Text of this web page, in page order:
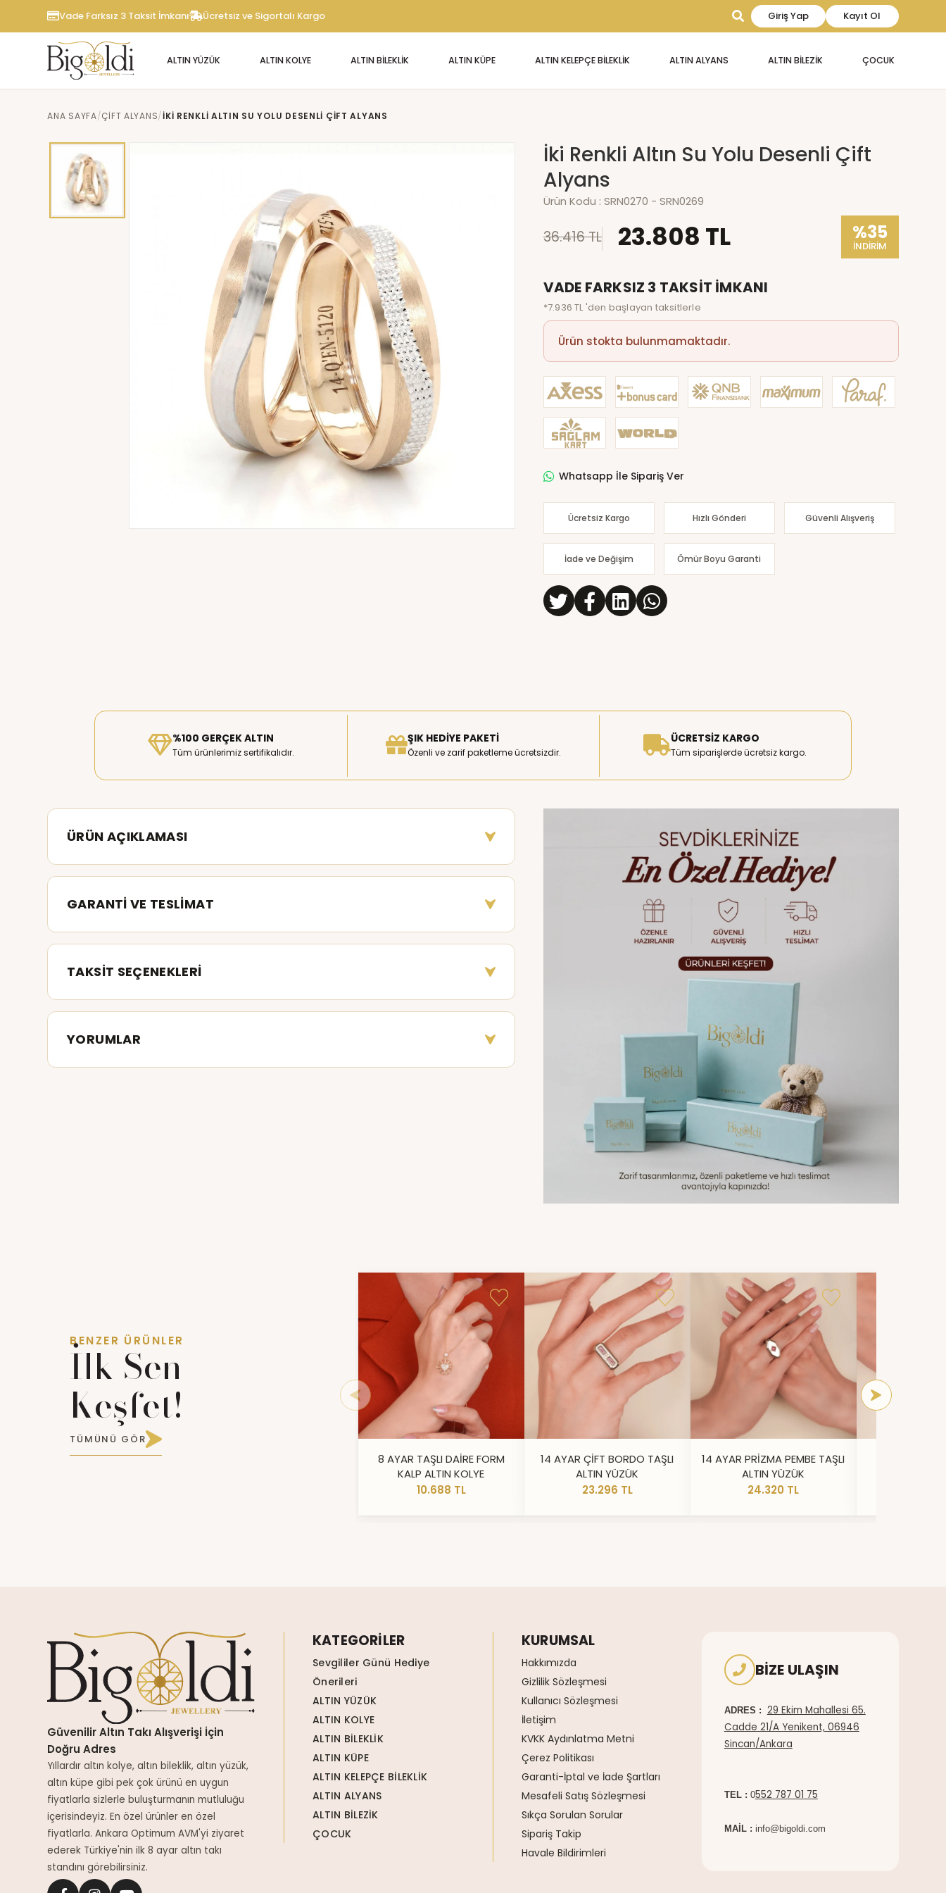
Vade Farksız 3 Taksit İmkanı Ücretsiz ve Sigortalı Kargo Giriş Yap Kayıt Ol
ALTIN YÜZÜK ALTIN KOLYE ALTIN BİLEKLİK ALTIN KÜPE ALTIN KELEPÇE BİLEKLİK ALTIN ALYANS ALTIN BİLEZİK ÇOCUK
ANA SAYFA ÇIFT ALYANS İKI RENKLI ALTIN SU YOLU DESENLI ÇIFT ALYANS
İki Renkli Altın Su Yolu Desenli Çift
Alyans
Ürün Kodu : SRN0270 - SRN0269
36.416 TL 23.808 TL %35
İNDİRİM
VADE FARKSIZ 3 TAKSİT İMKANI
*7.936 TL 'den başlayan taksitlerle
Ürün stokta bulunmamaktadır.
Whatsapp İle Sipariş Ver
Ücretsiz Kargo Hızlı Gönderi Güvenli Alışveriş
İade ve Değişim Ömür Boyu Garanti
%100 GERÇEK ALTIN
Tüm ürünlerimiz sertifikalıdır.
ŞIK HEDIYE PAKETI
Özenli ve zarif paketleme ücretsizdir.
ÜCRETSIZ KARGO
Tüm siparişlerde ücretsiz kargo.
ÜRÜN AÇIKLAMASI
GARANTİ VE TESLİMAT
TAKSİT SEÇENEKLERİ
YORUMLAR
BENZER ÜRÜNLER
İlk Sen
Keşfet!
TÜMÜNÜ GÖR
8 AYAR TAŞLI DAİRE FORM
KALP ALTIN KOLYE
10.688 TL
14 AYAR ÇİFT BORDO TAŞLI
ALTIN YÜZÜK
23.296 TL
14 AYAR PRİZMA PEMBE TAŞLI
ALTIN YÜZÜK
24.320 TL
Güvenilir Altın Takı Alışverişi İçin
Doğru Adres
Yıllardır altın kolye, altın bileklik, altın yüzük,
altın küpe gibi pek çok ürünü en uygun
fiyatlarla sizlerle buluşturmanın mutluluğu
içerisindeyiz. En özel ürünler en özel
fiyatlarla. Ankara Optimum AVM'yi ziyaret
ederek Türkiye'nin ilk 8 ayar altın takı
standını görebilirsiniz.
KATEGORİLER
Sevgililer Günü Hediye
Önerileri
ALTIN YÜZÜK
ALTIN KOLYE
ALTIN BİLEKLİK
ALTIN KÜPE
ALTIN KELEPÇE BİLEKLİK
ALTIN ALYANS
ALTIN BİLEZİK
ÇOCUK
KURUMSAL
Hakkımızda
Gizlilik Sözleşmesi
Kullanıcı Sözleşmesi
İletişim
KVKK Aydınlatma Metni
Çerez Politikası
Garanti-İptal ve İade Şartları
Mesafeli Satış Sözleşmesi
Sıkça Sorulan Sorular
Sipariş Takip
Havale Bildirimleri
BIZE ULAŞIN
ADRES : 29 Ekim Mahallesi 65.
Cadde 21/A Yenikent, 06946
Sincan/Ankara
TEL : 0552 787 01 75
MAİL : info@bigoldi.com